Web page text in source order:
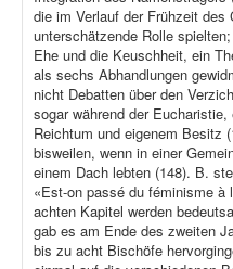
die im Verlauf der Frühzeit
unterschätzende Rolle
Ehe und die Keuschheit, ein
als sechs Abhandlungen
nicht Debatten über den
sogar während der
Reichtum und eigenem Besitz
bisweilen, wenn in einer
einem Dach lebten (148). B.
«Est-on passé du féminisme à
achten Kapitel werden
gab es am Ende des zweiten
bis zu acht Bischöfe